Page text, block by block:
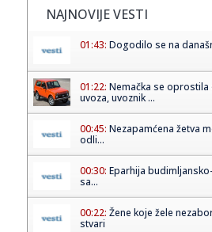
NAJNOVIJE VESTI
01:43: Dogodilo se na
01:22: Nemačka se
uvoza, uvoznik ...
00:45: Nezapamćena žetva
odli...
00:30: Eparhija
sa...
00:22: Žene koje žele
stvari